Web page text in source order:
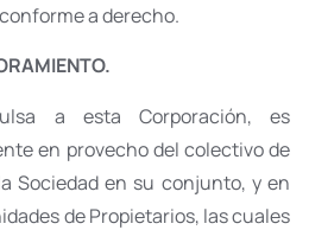
a derecho.
a esta Corporación, es
en provecho del colectivo de
Sociedad en su conjunto, y en
de Propietarios, las cuales